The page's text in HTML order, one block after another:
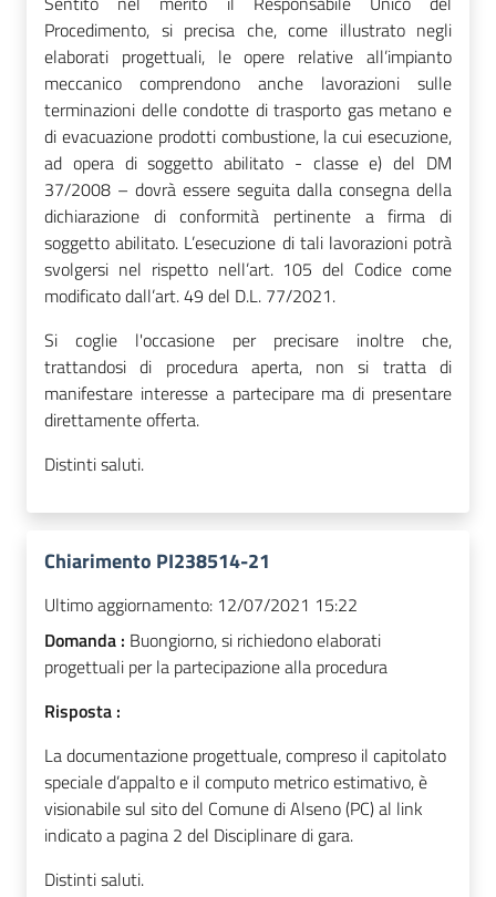
Procedimento, si precisa che, come illustrato negli
elaborati progettuali, le opere relative all’impianto
meccanico comprendono anche lavorazioni sulle
terminazioni delle condotte di trasporto gas metano e
di evacuazione prodotti combustione, la cui esecuzione,
ad opera di soggetto abilitato - classe e) del DM
37/2008 – dovrà essere seguita dalla consegna della
dichiarazione di conformità pertinente a firma di
soggetto abilitato. L’esecuzione di tali lavorazioni potrà
svolgersi nel rispetto nell’art. 105 del Codice come
modificato dall’art. 49 del D.L. 77/2021.
Si coglie l'occasione per precisare inoltre che,
trattandosi di procedura aperta, non si tratta di
manifestare interesse a partecipare ma di presentare
direttamente offerta.
Distinti saluti.
Chiarimento PI238514-21
Ultimo aggiornamento: 12/07/2021 15:22
Domanda : Buongiorno, si richiedono elaborati
progettuali per la partecipazione alla procedura
Risposta :
La documentazione progettuale, compreso il capitolato
speciale d’appalto e il computo metrico estimativo, è
visionabile sul sito del Comune di Alseno (PC) al link
indicato a pagina 2 del Disciplinare di gara.
Distinti saluti.